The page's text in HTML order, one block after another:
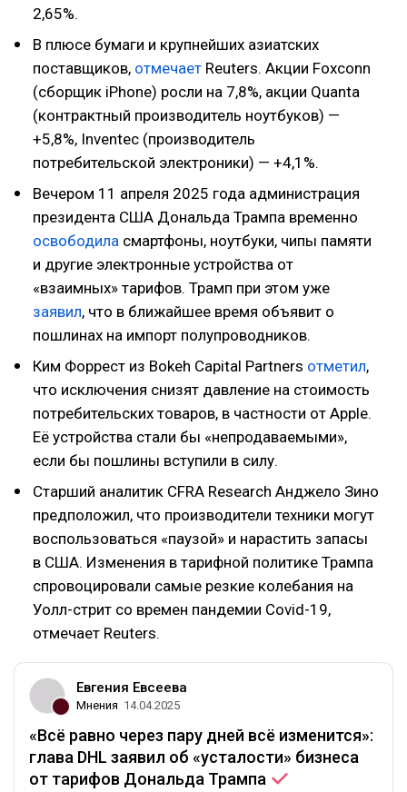
2,65%.
В плюсе бумаги и крупнейших азиатских
поставщиков, отмечает Reuters. Акции Foxconn
(сборщик iPhone) росли на 7,8%, акции Quanta
(контрактный производитель ноутбуков) —
+5,8%, Inventec (производитель
потребительской электроники) — +4,1%.
Вечером 11 апреля 2025 года администрация
президента США Дональда Трампа временно
освободила смартфоны, ноутбуки, чипы памяти
и другие электронные устройства от
«взаимных» тарифов. Трамп при этом уже
заявил, что в ближайшее время объявит о
пошлинах на импорт полупроводников.
Ким Форрест из Bokeh Capital Partners отметил,
что исключения снизят давление на стоимость
потребительских товаров, в частности от Apple.
Её устройства стали бы «непродаваемыми»,
если бы пошлины вступили в силу.
Старший аналитик CFRA Research Анджело Зино
предположил, что производители техники могут
воспользоваться «паузой» и нарастить запасы
в США. Изменения в тарифной политике Трампа
спровоцировали самые резкие колебания на
Уолл-стрит со времен пандемии Covid-19,
отмечает Reuters.
Евгения Евсеева
Мнения 14.04.2025
«Всё равно через пару дней всё изменится»:
глава DHL заявил об «усталости» бизнеса
от тарифов Дональда Трампа